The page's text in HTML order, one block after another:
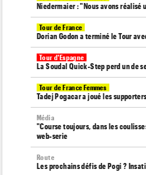
Niedermaier : "Nous avons réalisé
Tour de France
Dorian Godon a terminé le Tour
Tour d'Espagne
La Soudal Quick-Step perd un de
Tour de France Femmes
Tadej Pogacar a joué les
Média
"Course toujours, dans les
web-serie
Route
Les prochains défis de Pogi ?